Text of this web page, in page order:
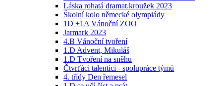
Láska rohatá dramat.kroužek 2023
Školní kolo německé olympiády
1D +1A Vánoční ZOO
Jarmark 2023
4.B Vánoční tvoření
1.D Advent, Mikuláš
1.D Tvoření na sněhu
Čtvrťáci talentíci - spolupráce týmů
4. třídy Den řemesel